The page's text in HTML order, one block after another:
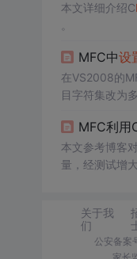
本文详细介绍C
MFC中设
在VS2008的
目字符集改为
MFC利用
本文参考博客
量，经测试增
关于我
们
公安备案